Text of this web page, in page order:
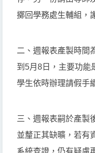
擲回學務處生輔組，
二、週報表產製時間
到5月8日，主要功能
學生依時辦理請假手
三、週報表嗣於產製
並釐正其缺曠，若有